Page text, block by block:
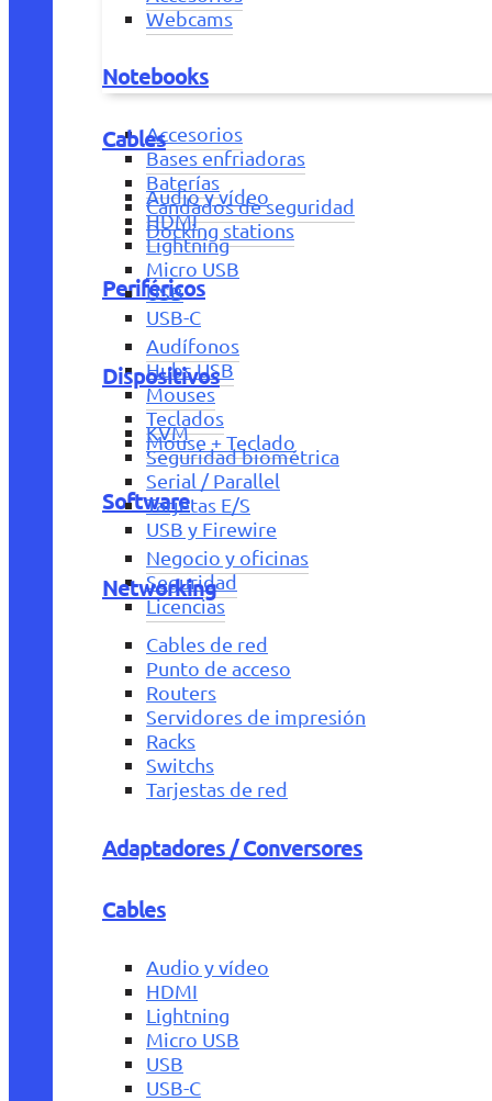
Webcams
Notebooks
Accesorios
Bases enfriadoras
Baterías
Candados de seguridad
Docking stations
Periféricos
Audífonos
Hubs USB
Mouses
Teclados
Mouse + Teclado
Software
Negocio y oficinas
Seguridad
Licencias
Cables
Audio y vídeo
HDMI
Lightning
Micro USB
USB
USB-C
Dispositivos
KVM
Seguridad biométrica
Serial / Parallel
Tarjetas E/S
USB y Firewire
Networking
Cables de red
Punto de acceso
Routers
Servidores de impresión
Racks
Switchs
Tarjestas de red
Adaptadores / Conversores
Cables
Audio y vídeo
HDMI
Lightning
Micro USB
USB
USB-C